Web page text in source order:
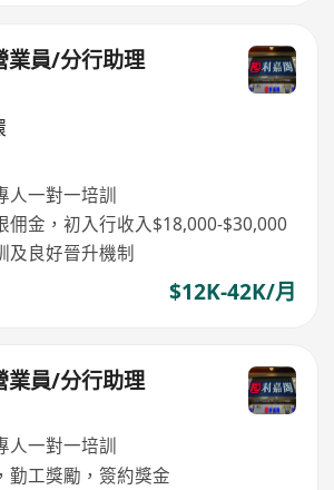
業員/分行助理
人一對一培訓
佣金，初入行收入$18,000-$30,000
及良好晉升機制
$12K-42K/月
業員/分行助理
人一對一培訓
勤工獎勵，簽約獎金